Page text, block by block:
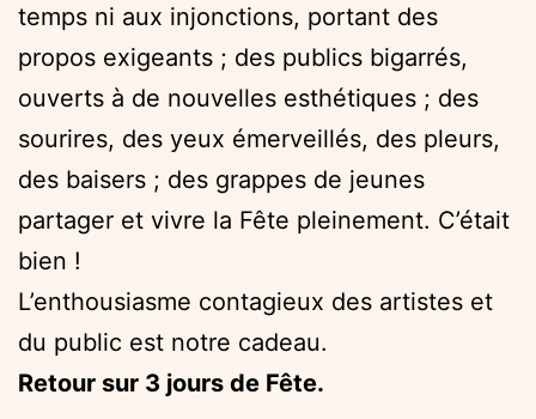
temps ni aux injonctions, portant des
propos exigeants ; des publics bigarrés,
ouverts à de nouvelles esthétiques ; des
sourires, des yeux émerveillés, des pleurs,
des baisers ; des grappes de jeunes
partager et vivre la Fête pleinement. C’était
bien !
L’enthousiasme contagieux des artistes et
du public est notre cadeau.
Retour sur 3 jours de Fête.